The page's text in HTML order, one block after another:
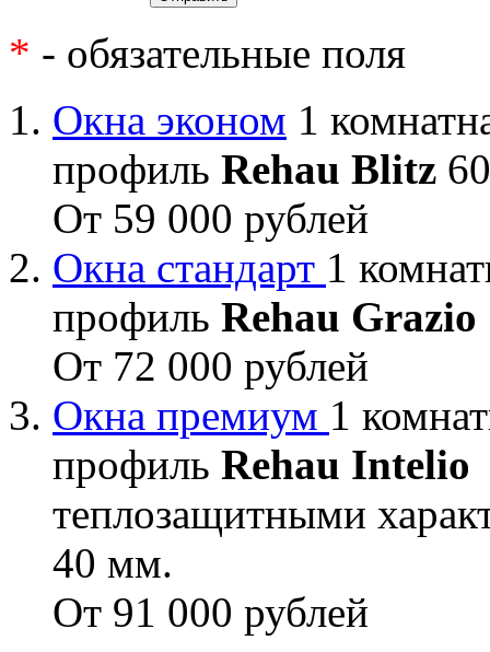
* - обязательные поля
Окна эконом 1
профиль Rehau Blitz
От 59 000 рублей
Окна стандарт 1
профиль Rehau Grazio
От 72 000 рублей
Окна премиум 1
профиль Rehau Intelio
теплозащитными
40 мм.
От 91 000 рублей